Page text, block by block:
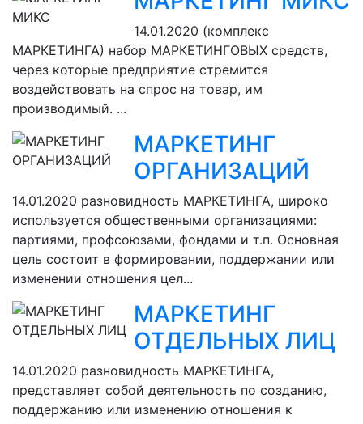
14.01.2020 (комплекс
МАРКЕТИНГА) набор МАРКЕТИНГОВЫХ средств,
через которые предприятие стремится
воздействовать на спрос на товар, им
производимый. ...
МАРКЕТИНГ
ОРГАНИЗАЦИЙ
14.01.2020 разновидность МАРКЕТИНГА, широко
используется общественными организациями:
партиями, профсоюзами, фондами и т.п. Основная
цель состоит в формировании, поддержании или
изменении отношения цел...
МАРКЕТИНГ
ОТДЕЛЬНЫХ ЛИЦ
14.01.2020 разновидность МАРКЕТИНГА,
представляет собой деятельность по созданию,
поддержанию или изменению отношения к